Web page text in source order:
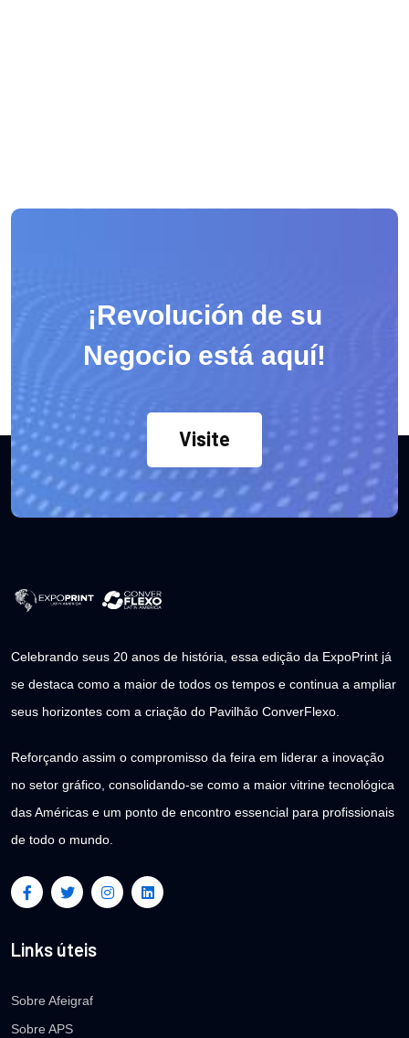
¡Revolución de su
Negocio está aquí!
Visite
Celebrando seus 20 anos de história, essa edição da ExpoPrint já
se destaca como a maior de todos os tempos e continua a ampliar
seus horizontes com a criação do Pavilhão ConverFlexo.
Reforçando assim o compromisso da feira em liderar a inovação
no setor gráfico, consolidando-se como a maior vitrine tecnológica
das Américas e um ponto de encontro essencial para profissionais
de todo o mundo.
Links úteis
Sobre Afeigraf
Sobre APS